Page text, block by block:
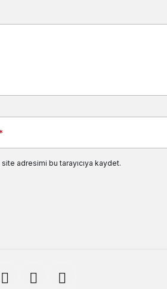
adresimi bu tarayıcıya kaydet.